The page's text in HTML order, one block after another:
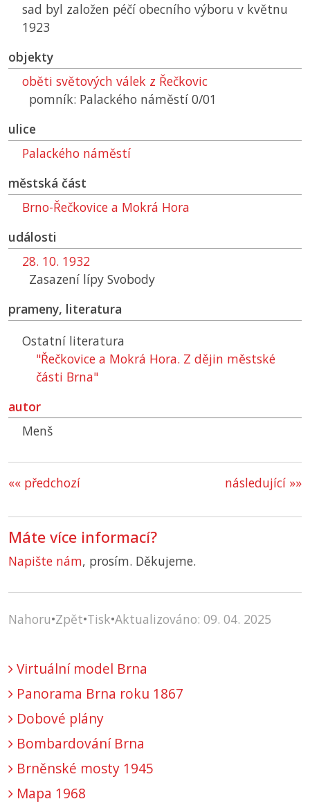
sad byl založen péčí obecního výboru v květnu
1923
objekty
oběti světových válek z Řečkovic
pomník: Palackého náměstí 0/01
ulice
Palackého náměstí
městská část
Brno-Řečkovice a Mokrá Hora
události
28. 10. 1932
Zasazení lípy Svobody
prameny, literatura
Ostatní literatura
"Řečkovice a Mokrá Hora. Z dějin městské
části Brna"
autor
Menš
«« předchozí následující »»
Máte více informací?
Napište nám, prosím. Děkujeme.
Nahoru•Zpět•Tisk•Aktualizováno: 09. 04. 2025
Virtuální model Brna
Panorama Brna roku 1867
Dobové plány
Bombardování Brna
Brněnské mosty 1945
Mapa 1968